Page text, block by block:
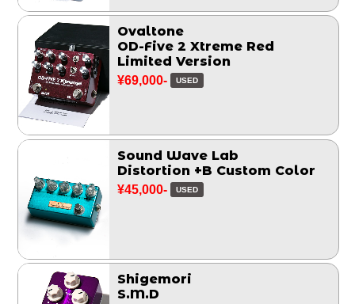
Ovaltone
OD-Five 2 Xtreme Red
Limited Version
¥69,000- USED
Sound Wave Lab
Distortion +B Custom Color
¥45,000- USED
Shigemori
S.M.D